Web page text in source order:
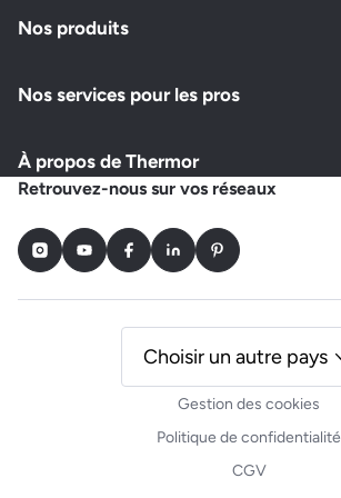
Fermé actuellement
Nos produits
Nos services pour les pros
À propos de Thermor
Retrouvez-nous sur vos réseaux
InstagramYoutubeFacebookLinkedInPinterest
Gestion des cookies
Politique de confidentialité
CGV
Choisir un autre pays